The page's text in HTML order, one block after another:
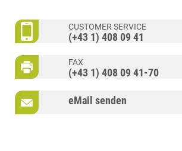
CUSTOMER SERVICE
(+43 1) 408 09 41
FAX
(+43 1) 408 09 41-70
eMail senden